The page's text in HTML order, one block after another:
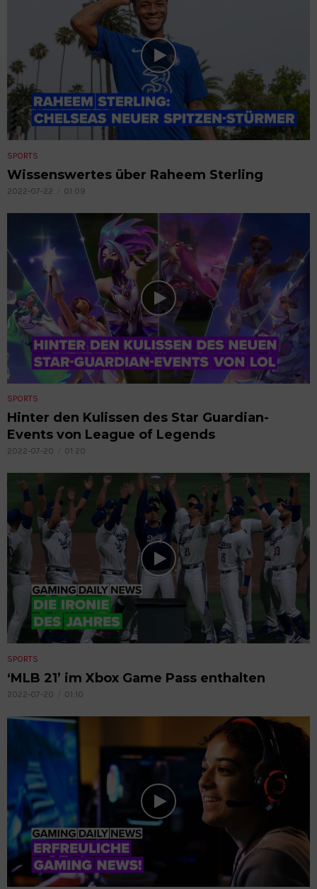
SPORTS
Wissenswertes über Raheem Sterling
2022-07-22 01:09
SPORTS
Hinter den Kulissen des Star Guardian-
Events von League of Legends
2022-07-20 01:20
SPORTS
‘MLB 21’ im Xbox Game Pass enthalten
2022-07-20 01:10